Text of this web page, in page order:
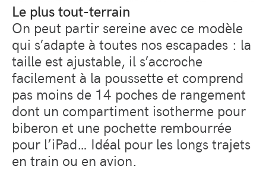
Le plus tout-terrain
On peut partir sereine avec ce modèle
qui s’adapte à toutes nos escapades : la
taille est ajustable, il s’accroche
facilement à la poussette et comprend
pas moins de 14 poches de rangement
dont un compartiment isotherme pour
biberon et une pochette rembourrée
pour l’iPad… Idéal pour les longs trajets
en train ou en avion.